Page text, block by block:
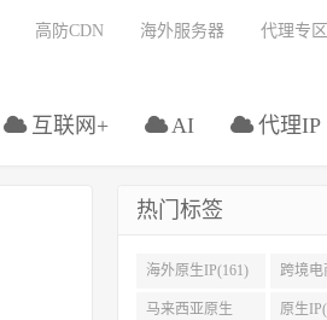
互联网+ AI 代理IP
高防CDN 海外服务器 代理专区
热门标签
海外原生IP(161) 跨境电
IP(108)
马来西亚原生 原生